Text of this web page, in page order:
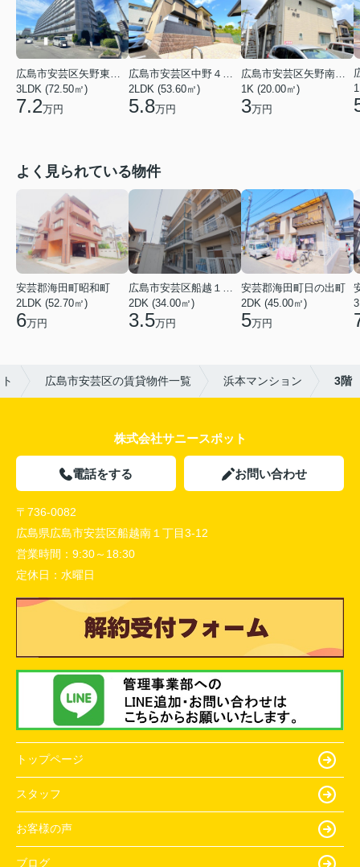
3LDK (72.50㎡)
7.2万円
2LDK (53.60㎡)
5.8万円
1K (20.00㎡)
3万円
よく見られている物件
安芸郡海田町昭和町
2LDK (52.70㎡)
6万円
2DK (34.00㎡)
3.5万円
安芸郡海田町日の出町
2DK (45.00㎡)
5万円
広島市安芸区の賃貸物件一覧 浜本マンション 3階
株式会社サニースポット
電話をする お問い合わせ
〒736-0082
広島県広島市安芸区船越南１丁目3-12
営業時間： 9:30～18:30
定休日： 水曜日
トップページ
スタッフ
お客様の声
ブログ